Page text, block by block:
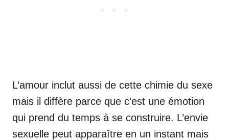
L’amour inclut aussi de cette chimie du sexe
mais il diffère parce que c’est une émotion
qui prend du temps à se construire. L’envie
sexuelle peut apparaître en un instant mais